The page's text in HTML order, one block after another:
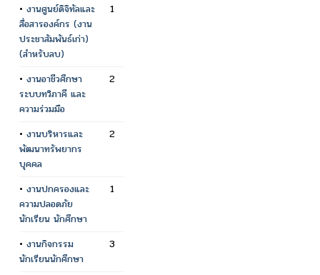
• งานศูนย์ดิจิทัลและ
สื่อสารองค์กร (งาน
ประชาสัมพันธ์เก่า)
(สำหรับลบ)
1
• งานอาชีวศึกษา
ระบบทวิภาคี และ
ความร่วมมือ
2
• งานบริหารและ
พัฒนาทรัพยากร
บุคคล
2
• งานปกครองและ
ความปลอดภัย
นักเรียน นักศึกษา
1
• งานกิจกรรม
นักเรียนนักศึกษา
3